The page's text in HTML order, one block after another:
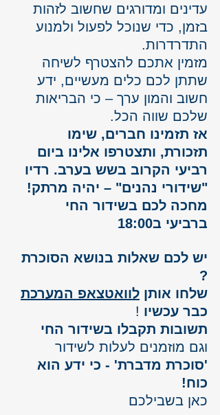
עדינים ומדורגים שחשוב לזהות
בזמן, כדי שנוכל לפעול ולמנוע
התדרדרות.
מזמין אתכם להצטרף לשיחה
שתתן לכם כלים מעשיים, ידע
חשוב והמון ערך – כי הבריאות
שלכם שווה הכל.
אז תזמינו חברים, שימו
תזכורת, ותצטרפו אלינו ביום
רביעי הקרוב בשש בערב. רדיו
"שידורי נהנים" – יהיה מרתק!
מחכה לכם בשידור החי
ברביעי ב18:00
יש לכם שאלות בנושא הסוכרת
?
שלחו אותן לוואטצאפ המערכת
כבר עכשיו !
תשובות תקבלו בשידור החי
וגם מוזמנים לעלות לשידור
'סוכרת מדברת' - כי ידע הוא
כוח!
כאן בשבילכם